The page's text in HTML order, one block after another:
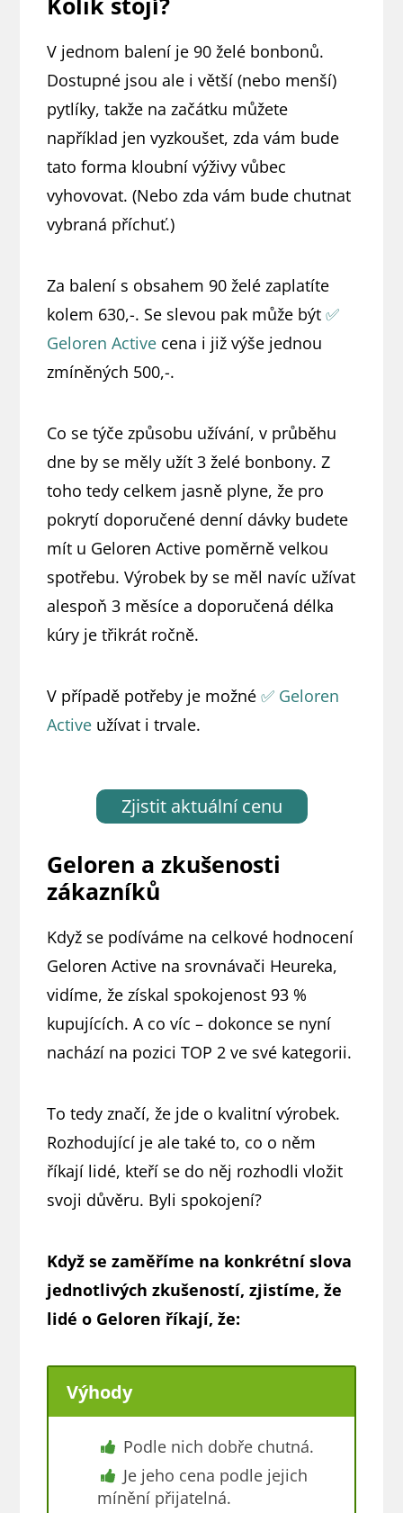
V jednom balení je 90 želé bonbonů.
Dostupné jsou ale i větší (nebo menší)
pytlíky, takže na začátku můžete
například jen vyzkoušet, zda vám bude
tato forma kloubní výživy vůbec
vyhovovat. (Nebo zda vám bude chutnat
vybraná příchuť.)
Za balení s obsahem 90 želé zaplatíte
kolem 630,-. Se slevou pak může být✅
Geloren Active cena i již výše jednou
zmíněných 500,-.
Co se týče způsobu užívání, v průběhu
dne by se měly užít 3 želé bonbony. Z
toho tedy celkem jasně plyne, že pro
pokrytí doporučené denní dávky budete
mít u Geloren Active poměrně velkou
spotřebu. Výrobek by se měl navíc užívat
alespoň 3 měsíce a doporučená délka
kúry je třikrát ročně.
V případě potřeby je možné✅ Geloren
Active užívat i trvale.
Zjistit aktuální cenu
Geloren a zkušenosti
zákazníků
Když se podíváme na celkové hodnocení
Geloren Active na srovnávači Heureka,
vidíme, že získal spokojenost 93 %
kupujících. A co víc – dokonce se nyní
nachází na pozici TOP 2 ve své kategorii.
To tedy značí, že jde o kvalitní výrobek.
Rozhodující je ale také to, co o něm
říkají lidé, kteří se do něj rozhodli vložit
svoji důvěru. Byli spokojení?
Když se zaměříme na konkrétní slova
jednotlivých zkušeností, zjistíme, že
lidé o Geloren říkají, že:
Výhody
Podle nich dobře chutná.
Je jeho cena podle jejich
mínění přijatelná.